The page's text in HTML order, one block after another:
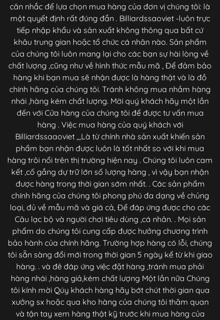
cân nhắc để lựa chọn mua hàng của đơn vị chúng tôi: là
một quyết định rất đúng đắn . Billiardssaoviet -luôn trực
tiếp nhập khẩu và sản xuất không thông qua bất cứ
khâu trung gian hoặc tổ chức cá nhân nào. Sản phẩm
của chúng tôi luôn mang lại cho các bạn sự hài lòng về
chất lượng ,cũng như về hình thức mẫu mã , Để đảm bảo
hàng khi bạn mua sẽ nhận được là hàng thật và là đồ
chính hãng của chúng tôi. Tránh không mua nhầm hàng
nhái ,hàng kém chất lượng. Mời quý khách hãy một lần
đến với Cửa hàng của chúng tôi để được tư vấn mua
hàng . Việc mua hàng của quý khách với
Billiardssaaoviet ,,,Là từ chính nhà sản xuất khiến sản
phẩm bạn nhận được luôn là tốt nhất so với khi mua
hàng trôi nổi trên thị trường hiện nay . Chúng tôi luôn cam
kết ,cố gắng dự trữ lớn số lượng hàng , vì vậy bạn nhận
được hàng trong thời gian sớm nhất. . Các sản phẩm
chính hãng của chúng tôi phong phú đa dạng về chủng
loại, đủ về mẫu mã và giá cả, Để đáp ứng được cho các
Câu lạc bộ và người chơi tiêu dùng ,cá nhân. . Mọi sản
phẩm do chúng tôi cung cấp được hưởng chương trình
bảo hành của chính hãng. Trường hợp hàng có lỗi, chúng
tôi sẵn sàng đổi mới trong thời gian 5 ngày kể từ khi giao
hàng. . và đê đáp ứng việc đặt hàng ,tránh mua phải
hàng nhái ,hàng giả,kém chất lượng Một lần nữa Chúng
tôi kính mời Qúy khách hàng hãy bớt chút thời gian qua
xưởng sx hoặc qua kho hàng của chúng tôi thăm quan
và tận tay xem hàng thật kỹ trước khi mua hàng của